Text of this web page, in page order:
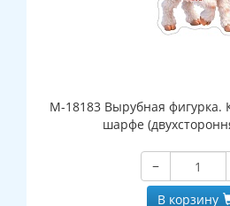
М-18183 Вырубная фигурка.
шарфе
−
В корзину